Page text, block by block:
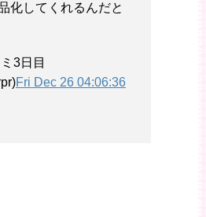
化してくれるんだと
3日目
Fri Dec 26 04:06:36